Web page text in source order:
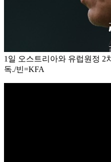
1일 오스트리아와 유럽원정 2
독./빈=KFA